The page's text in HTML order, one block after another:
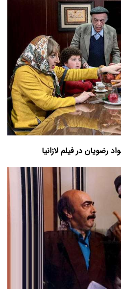
در فیلم لازانیا